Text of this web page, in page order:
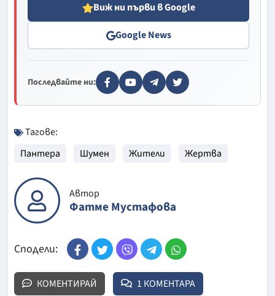
Виж ни първи в Google
Google News
Последвайте ни:
Тагове:
Пантера
Шумен Жители Жертва
Автор
Фатме Мустафова
Сподели:
КОМЕНТИРАЙ 1 КОМЕНТАРА